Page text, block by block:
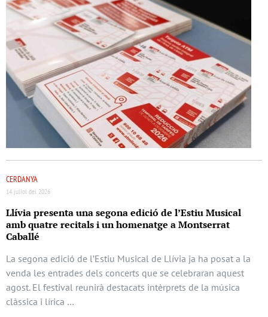
CERDANYA
14 juliol del 2026
Llívia presenta una segona edició de l’Estiu Musical
amb quatre recitals i un homenatge a Montserrat
Caballé
La segona edició de l’Estiu Musical de Llívia ja ha posat a la
venda les entrades dels concerts que se celebraran aquest
agost. El festival reunirà destacats intèrprets de la música
clàssica i lírica …